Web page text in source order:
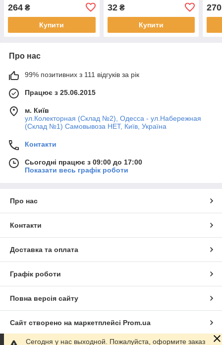
264 ₴
Купити
32₴
Купити
270
Про нас
99% позитивних з 111 відгуків за рік
Працює з 25.06.2015
м. Київ
ул.Колекторная (Склад №2), Одесса - ул.Набережная
(Склад №1) Самовывоза НЕТ, Київ, Україна
Контакти
Сьогодні працює з 09:00 до 17:00
Показати весь графік роботи
Про нас
Контакти
Доставка та оплата
Графік роботи
Повна версія сайту
Сайт створено на маркетплейсі Prom.ua
Сегодня у нас выходной. Пожалуйста, оформите заказ